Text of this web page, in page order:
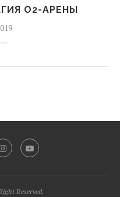
O2-АРЕНЫ
Reserved.